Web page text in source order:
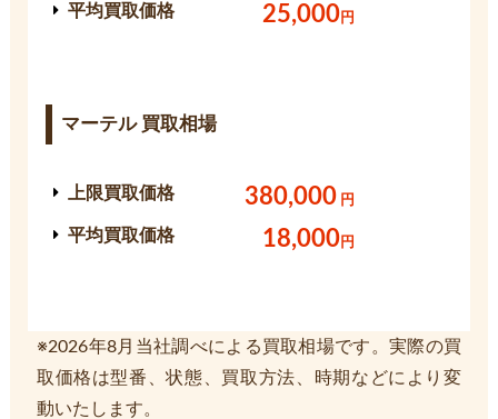
平均買取価格 25,000円
マーテル 買取相場
上限買取価格 380,000 円
平均買取価格 18,000円
※2026年8月当社調べによる買取相場です。実際の買
取価格は型番、状態、買取方法、時期などにより変
動いたします。